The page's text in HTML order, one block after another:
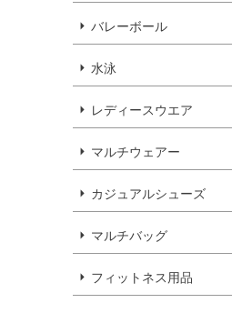
バレーボール
水泳
レディースウエア
マルチウェアー
カジュアルシューズ
マルチバッグ
フィットネス用品